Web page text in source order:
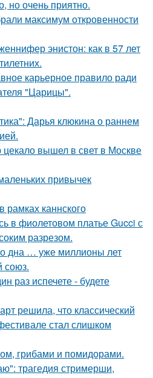
но очень приятно.
максимум откровенности
энистон: как в 57 лет
карьерное правило ради
"Царицы".
Дарья клюкина о раннем
вышел в свет в Москве
привычек
каннского
в фиолетовом платье Gucci с
разрезом.
дна … уже миллионы лет
союз.
раз испечете - будете
решила, что классический
стал слишком
грибами и помидорами.
трагедия стримерши,